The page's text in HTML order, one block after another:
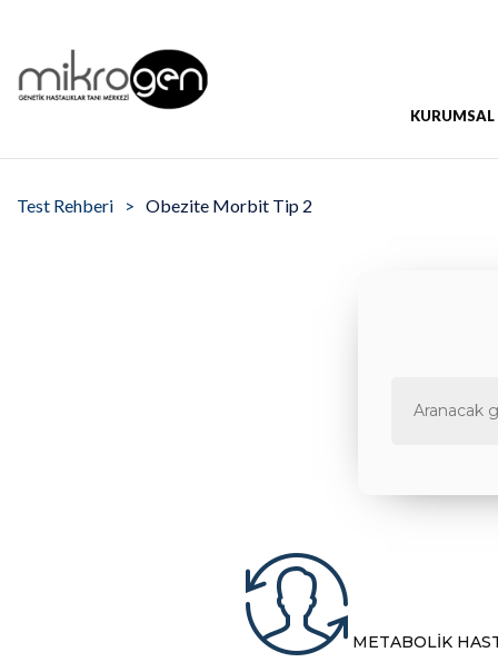
KURUMSAL
Test Rehberi Obezite Morbit Tip 2
METABOLİK